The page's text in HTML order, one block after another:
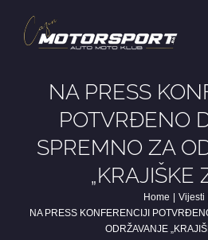
content
NA PRESS
POTVRĐENO
SPREMNO ZA
„KRAJIŠKE
Home
Vijesti
NA PRESS KONFERENCIJI
ODRŽAVANJE